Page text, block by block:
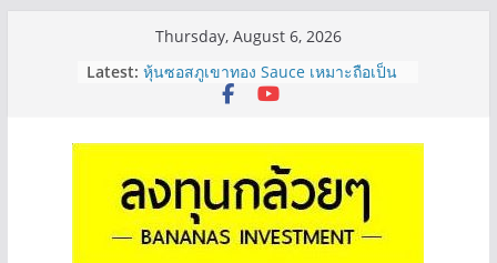
Thursday, August 6, 2026
Latest: หุ้นซอสภูเขาทอง Sauce เหมาะถือเป็น
หุ้นปันผลไหม? | Q&A กล้วยๆ EP.1166
ดี? | Q&A กล้วยๆ EP.1165
รีวิวงบกลุ่ม Bank หุ้นไหนเหมาะถือเอา
“ปันผล” | EP.175
จะเลือกหุ้นแต่ละตัว ต้องดู Short –
Long ของหุ้นตัวนั้นๆไหมคะ? | Q&A
กล้วยๆ EP.1164